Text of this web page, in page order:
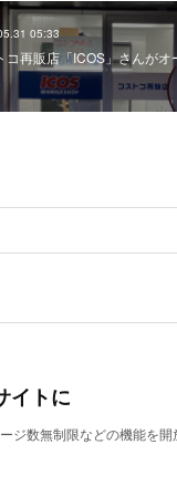
05:33
コ再販店「ICOS」さんがオ
イトに
数無制限などの機能を開